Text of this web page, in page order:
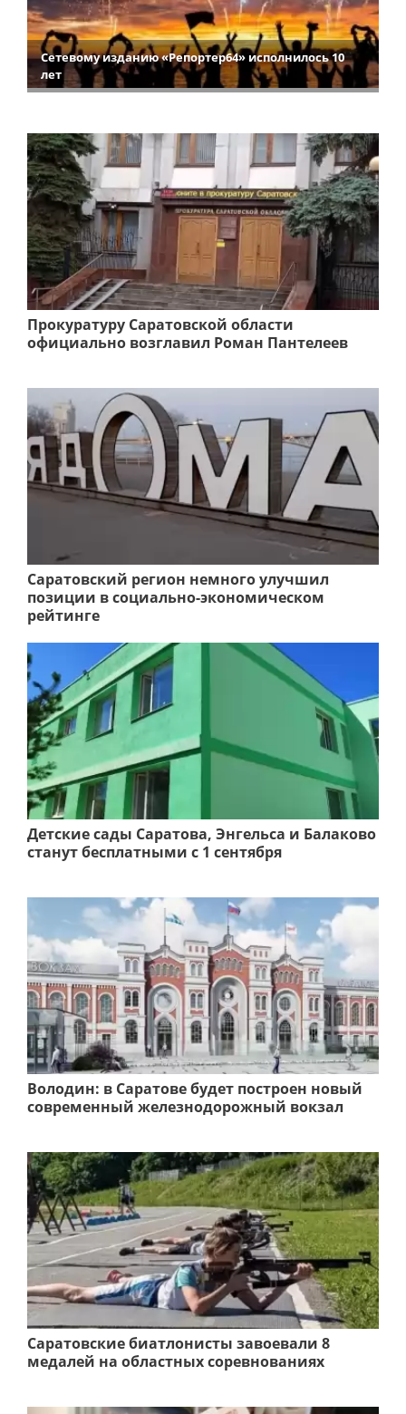
Сетевому изданию «Репортер64» исполнилось 10
лет
Прокуратуру Саратовской области
официально возглавил Роман Пантелеев
Саратовский регион немного улучшил
позиции в социально-экономическом
рейтинге
Детские сады Саратова, Энгельса и Балаково
станут бесплатными с 1 сентября
Володин: в Саратове будет построен новый
современный железнодорожный вокзал
Саратовские биатлонисты завоевали 8
медалей на областных соревнованиях